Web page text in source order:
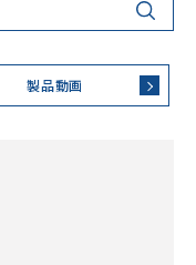
製品動画